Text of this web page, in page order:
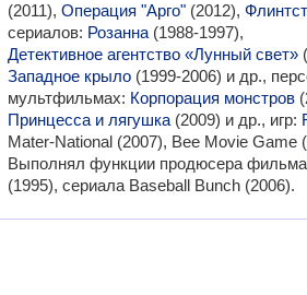
(2011), Операция "Арго" (2012),
сериалов: Розанна (1988-1997),
Детективное агентство «Лунный свет»
Западное крыло (1999-2006) и др.,
мультфильмах: Корпорация монстров
Принцесса и лягушка (2009) и др., игр:
Mater-National (2007), Bee Movie Game
Выполнял функции продюсера фильма
(1995), сериала Baseball Bunch (2006).